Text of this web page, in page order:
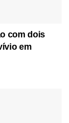
com dois
em